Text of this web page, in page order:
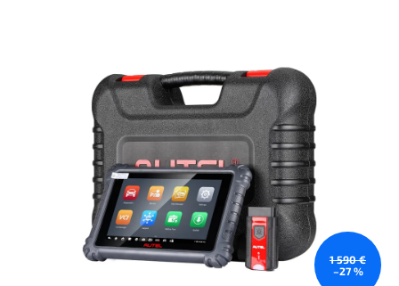
1 590 €
–27 %